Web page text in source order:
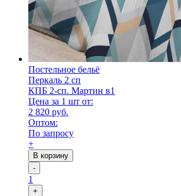
Постельное бельё
Перкаль 2 сп
КПБ 2-сп. Мартин в1
Цена за 1 шт от:
2 820 руб.
Оптом:
По запросу
+
В корзину
-
1
+